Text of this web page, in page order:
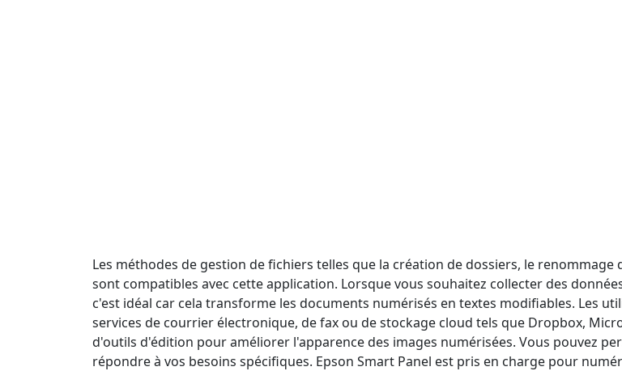
Les méthodes de gestion de fichiers telles que la création de dossiers, le
sont compatibles avec cette application. Lorsque vous souhaitez collecter des
c'est idéal car cela transforme les documents numérisés en textes modifiables. Les
services de courrier électronique, de fax ou de stockage cloud tels que Dropbox,
d'outils d'édition pour améliorer l'apparence des images numérisées. Vous pouvez
répondre à vos besoins spécifiques. Epson Smart Panel est pris en charge pour